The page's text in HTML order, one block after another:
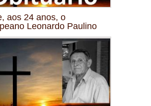
aos 24 anos, o
Leonardo Paulino